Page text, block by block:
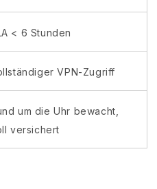
< 6 Stunden
VPN-Zugriff
um die Uhr bewacht,
versichert